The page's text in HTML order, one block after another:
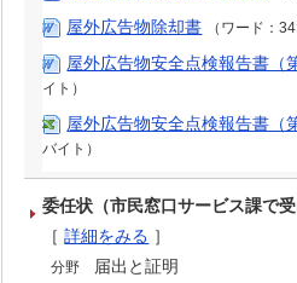
屋外広告物除却書 （ワード：
屋外広告物安全点検報告書（
イト）
屋外広告物安全点検報告書（
バイト）
委任状（市民窓口サービス課で
［詳細をみる ］
分野
届出と証明